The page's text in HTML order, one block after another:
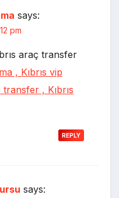
says:
pm
araç transfer
, Kıbrıs vip
, Kıbrıs
REPLY
says: